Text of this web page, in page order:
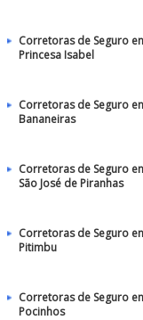
Corretoras de Seguro
Princesa Isabel
Corretoras de Seguro
Bananeiras
Corretoras de Seguro
São José de Piranhas
Corretoras de Seguro
Pitimbu
Corretoras de Seguro
Pocinhos